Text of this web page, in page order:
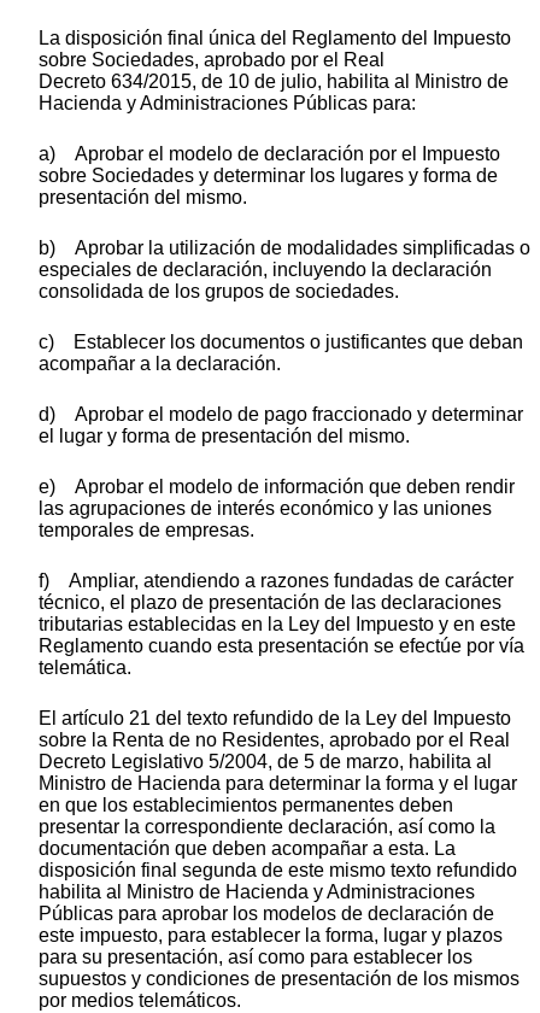
La disposición final única del Reglamento del Impuesto
sobre Sociedades, aprobado por el Real
Decreto 634/2015, de 10 de julio, habilita al Ministro de
Hacienda y Administraciones Públicas para:
a) Aprobar el modelo de declaración por el Impuesto
sobre Sociedades y determinar los lugares y forma de
presentación del mismo.
b) Aprobar la utilización de modalidades simplificadas o
especiales de declaración, incluyendo la declaración
consolidada de los grupos de sociedades.
c) Establecer los documentos o justificantes que deban
acompañar a la declaración.
d) Aprobar el modelo de pago fraccionado y determinar
el lugar y forma de presentación del mismo.
e) Aprobar el modelo de información que deben rendir
las agrupaciones de interés económico y las uniones
temporales de empresas.
f) Ampliar, atendiendo a razones fundadas de carácter
técnico, el plazo de presentación de las declaraciones
tributarias establecidas en la Ley del Impuesto y en este
Reglamento cuando esta presentación se efectúe por vía
telemática.
El artículo 21 del texto refundido de la Ley del Impuesto
sobre la Renta de no Residentes, aprobado por el Real
Decreto Legislativo 5/2004, de 5 de marzo, habilita al
Ministro de Hacienda para determinar la forma y el lugar
en que los establecimientos permanentes deben
presentar la correspondiente declaración, así como la
documentación que deben acompañar a esta. La
disposición final segunda de este mismo texto refundido
habilita al Ministro de Hacienda y Administraciones
Públicas para aprobar los modelos de declaración de
este impuesto, para establecer la forma, lugar y plazos
para su presentación, así como para establecer los
supuestos y condiciones de presentación de los mismos
por medios telemáticos.